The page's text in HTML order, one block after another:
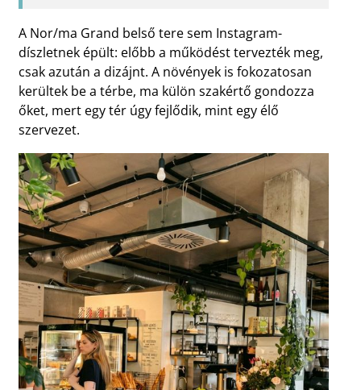
A Nor/ma Grand belső tere sem Instagram-
díszletnek épült: előbb a működést tervezték meg,
csak azután a dizájnt. A növények is fokozatosan
kerültek be a térbe, ma külön szakértő gondozza
őket, mert egy tér úgy fejlődik, mint egy élő
szervezet.